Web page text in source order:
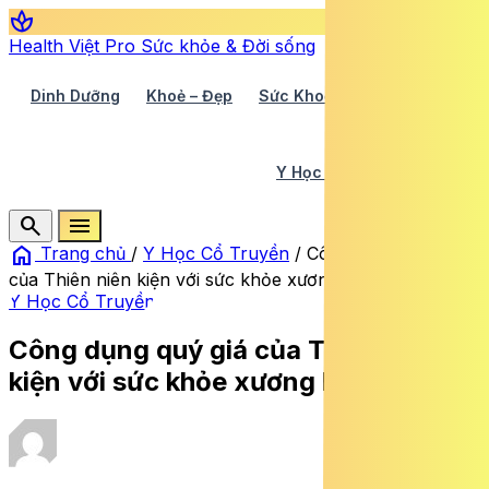
spa
Health Việt Pro Sức khỏe & Đời sống
Dinh Dưỡng Khoẻ – Đẹp Sức Khoẻ TV
Y Học Cổ Truyền
search
menu
home Trang chủ / Y Học Cổ Truyền / Công dụng quý giá
của Thiên niên kiện với sức khỏe xương khớp
Y Học Cổ Truyền
Công dụng quý giá của Thiên niên
kiện với sức khỏe xương khớp